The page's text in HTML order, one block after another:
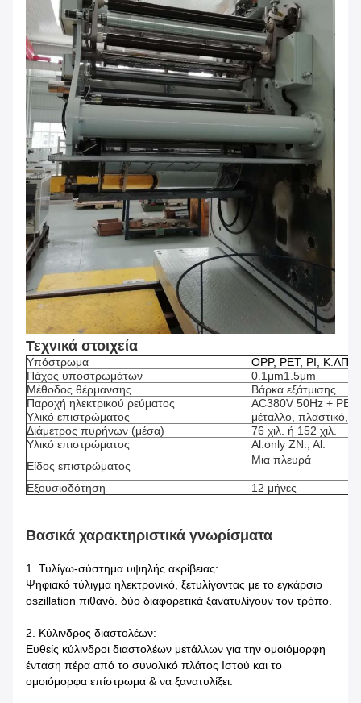
Τεχνικά στοιχεία
Υπόστρωμα
OPP, PET, PI, Κ.ΛΠ.
Πάχος υποστρωμάτων
0.1μm1.5μm
Μέθοδος θέρμανσης
Βάρκα εξάτμισης
Παροχή ηλεκτρικού ρεύματος
AC380V 50Hz + PE
Υλικό επιστρώματος
μέταλλο, πλαστικό,
Διάμετρος πυρήνων (μέσα)
76 χιλ. ή 152 χιλ.
Υλικό επιστρώματος
Al.only ZN., Al.
Είδος επιστρώματος
Μια πλευρά
Εξουσιοδότηση 12 μήνες
Βασικά χαρακτηριστικά γνωρίσματα
1. Τυλίγω-σύστημα υψηλής ακρίβειας:
Ψηφιακό τύλιγμα ηλεκτρονικό, ξετυλίγοντας με το εγκάρσιο
oszillation πιθανό. δύο διαφορετικά ξανατυλίγουν τον τρόπο.
2. Κύλινδρος διαστολέων:
Ευθείς κύλινδροι διαστολέων μετάλλων για την ομοιόμορφη
ένταση πέρα από το συνολικό πλάτος Ιστού και το
ομοιόμορφα επίστρωμα & να ξανατυλίξει.